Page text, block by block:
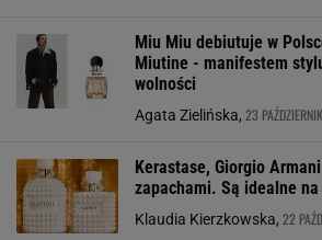
Miu Miu debiutuje w
Miutine - manifestem
wolności
Agata Zielińska, 23
Kerastase, Giorgio
zapachami. Są idealne
Klaudia Kierzkowska, 22